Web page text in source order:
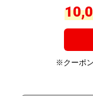
※クーポ